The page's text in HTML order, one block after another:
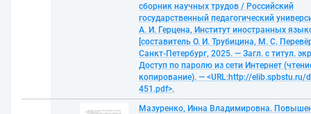
сборник научных трудов / Российский
государственный педагогический
А. И. Герцена, Институт иностранных
[составитель О. И. Трубицина, М. С.
Санкт-Петербург, 2025. — Загл. с титул.
Доступ по паролю из сети Интернет
копирование). — <URL:http://elib.spbstu.ru/
451.pdf>.
Мазуренко, Инна Владимировна.